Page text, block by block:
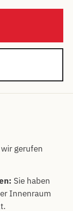
gerufen
Sie haben
Innenraum